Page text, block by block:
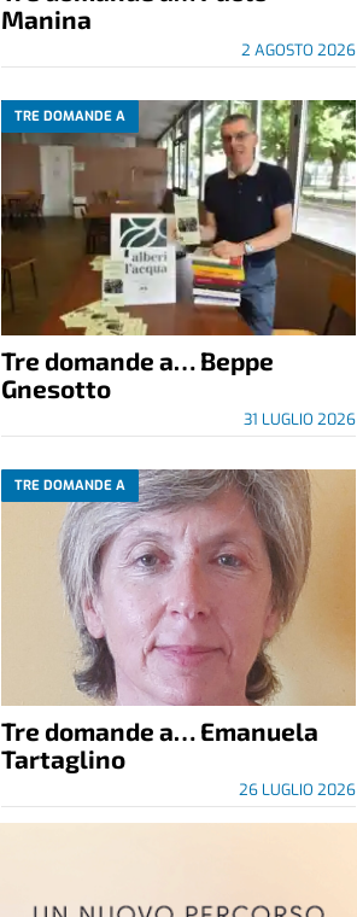
Manina
2 AGOSTO 2026
TRE DOMANDE A
Tre domande a… Beppe
Gnesotto
31 LUGLIO 2026
TRE DOMANDE A
Tre domande a… Emanuela
Tartaglino
26 LUGLIO 2026